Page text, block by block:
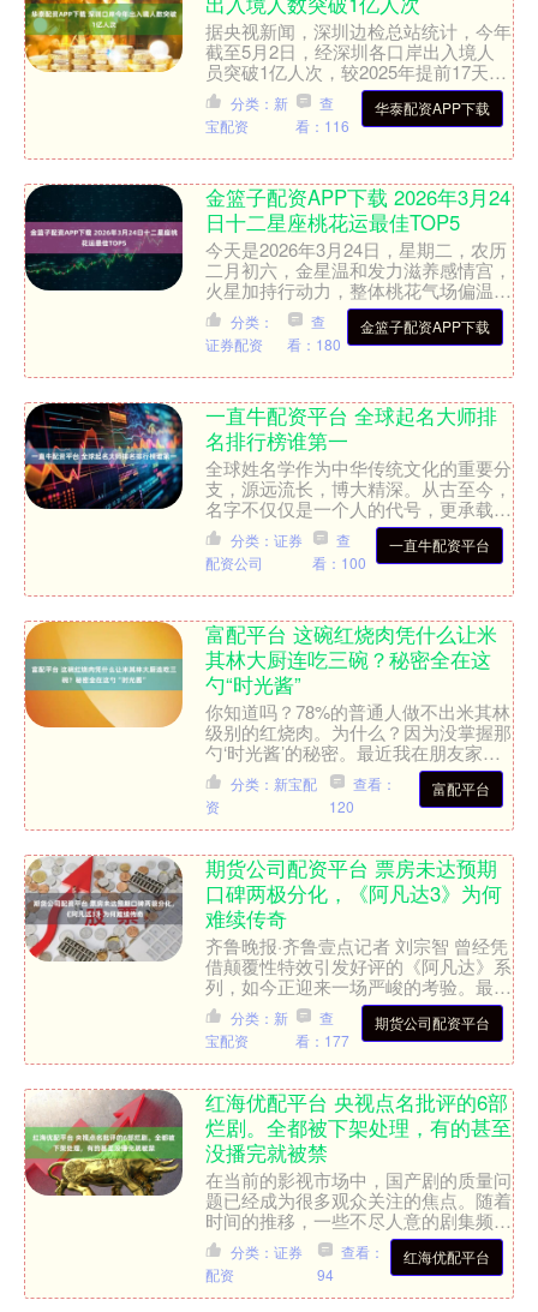
据央视新闻，深圳边检总站统计，今年
截至5月2日，经深圳各口岸出入境人
员突破1亿人次，较2025年提前17天达
成，日均客流82.5万人次，同比2025年
增长13.....
华泰配资APP下载
分类：新
宝配资
查
看：116
金篮子配资APP下载 2026年3月24
日十二星座桃花运最佳TOP5
今天是2026年3月24日，星期二，农历
二月初六，金星温和发力滋养感情宫，
火星加持行动力，整体桃花气场偏温
润，优质缘分偏多。 上榜星座把握时
机、真诚相待，就能牢....金篮子配资APP下载
分类：
证券配资
查
看：180
一直牛配资平台 全球起名大师排
名排行榜谁第一
全球姓名学作为中华传统文化的重要分
支，源远流长，博大精深。从古至今，
名字不仅仅是一个人的代号，更承载着
家族的期望、文化的传承和命运的寄
托。随着社会的发展，人们对....
一直牛配资平台
分类：证券
配资公司
查
看：100
富配平台 这碗红烧肉凭什么让米
其林大厨连吃三碗？秘密全在这
勺“时光酱”
你知道吗？78%的普通人做不出米其林
级别的红烧肉。为什么？因为没掌握那
勺‘时光酱’的秘密。最近我在朋友家尝
到一碗红烧肉，连法国米其林主厨都忍
不住问：‘教我！’ ....
富配平台
分类：新宝配
资
查看：
120
期货公司配资平台 票房未达预期
口碑两极分化，《阿凡达3》为何
难续传奇
齐鲁晚报·齐鲁壹点记者 刘宗智 曾经凭
借颠覆性特效引发好评的《阿凡达》系
列，如今正迎来一场严峻的考验。最新
上映的《阿凡达：火与烬》（以下简称
《阿凡达3》）在中国....期货公司配资平台
分类：新
宝配资
查
看：177
红海优配平台 央视点名批评的6部
烂剧。全都被下架处理，有的甚至
没播完就被禁
在当前的影视市场中，国产剧的质量问
题已经成为很多观众关注的焦点。随着
时间的推移，一些不尽人意的剧集频繁
成为公众讨论的对象，尤其是最近，央
视点名批评了几部质量低劣....红海优配平台
分类：证券
配资
查看：
94